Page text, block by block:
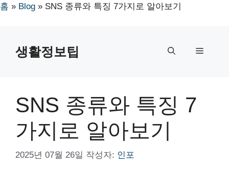
홈 » Blog » SNS 종류와 특징 7가지로 알아보기
생활정보팁 메
SNS 종류와 특징 7
가지로 알아보기
2025년 07월 26일 작성자: 인포